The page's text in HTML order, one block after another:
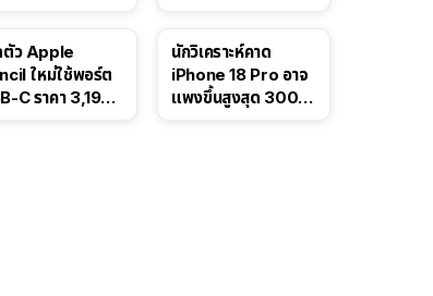
ตัว Apple
ใหม่ใช้พอร์ต
C ราคา 3,190
นักวิเคราะห์คาด
iPhone 18 Pro อาจ
แพงขึ้นสูงสุด 300